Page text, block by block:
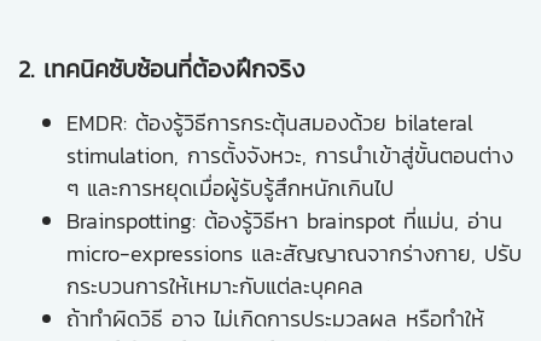
2. เทคนิคซับซ้อนที่ต้องฝึกจริง
EMDR: ต้องรู้วิธีการกระตุ้นสมองด้วย bilateral
stimulation, การตั้งจังหวะ, การนำเข้าสู่ขั้นตอนต่าง
ๆ และการหยุดเมื่อผู้รับรู้สึกหนักเกินไป
Brainspotting: ต้องรู้วิธีหา brainspot ที่แม่น, อ่าน
micro-expressions และสัญญาณจากร่างกาย, ปรับ
กระบวนการให้เหมาะกับแต่ละบุคคล
ถ้าทำผิดวิธี อาจ ไม่เกิดการประมวลผล หรือทำให้